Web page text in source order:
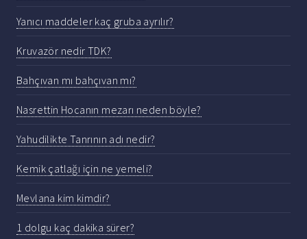
Yanıcı maddeler kaç gruba ayrılır?
Kruvazör nedir TDK?
Bahçıvan mı bahçıvan mı?
Nasrettin Hocanın mezarı neden böyle?
Yahudilikte Tanrının adı nedir?
Kemik çatlağı için ne yemeli?
Mevlana kim kimdir?
1 dolgu kaç dakika sürer?